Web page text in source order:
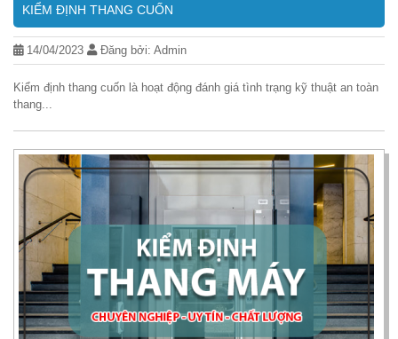
KIỂM ĐỊNH THANG CUỐN
14/04/2023 Đăng bởi: Admin
Kiểm định thang cuốn là hoạt động đánh giá tình trạng kỹ thuật an toàn
thang...